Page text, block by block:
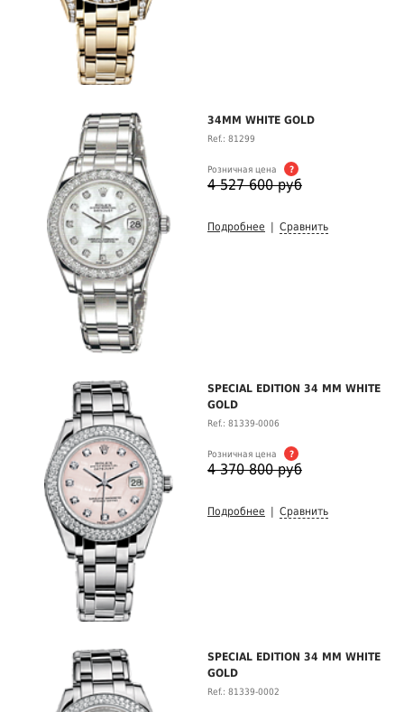
34MM WHITE GOLD
Ref.: 81299
Розничная цена ?
4 527 600 руб
Подробнее Сравнить
SPECIAL EDITION 34 MM WHITE
GOLD
Ref.: 81339-0006
Розничная цена ?
4 370 800 руб
Подробнее Сравнить
SPECIAL EDITION 34 MM WHITE
GOLD
Ref.: 81339-0002